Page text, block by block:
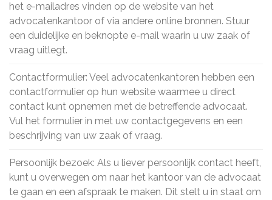
het e-mailadres vinden op de website van het
advocatenkantoor of via andere online bronnen. Stuur
een duidelijke en beknopte e-mail waarin u uw zaak of
vraag uitlegt.
Contactformulier: Veel advocatenkantoren hebben een
contactformulier op hun website waarmee u direct
contact kunt opnemen met de betreffende advocaat.
Vul het formulier in met uw contactgegevens en een
beschrijving van uw zaak of vraag.
Persoonlijk bezoek: Als u liever persoonlijk contact heeft,
kunt u overwegen om naar het kantoor van de advocaat
te gaan en een afspraak te maken. Dit stelt u in staat om